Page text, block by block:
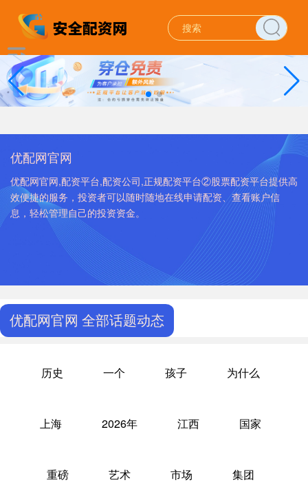
优配网官网
优配网官网,配资平台,配资公司,正规配资平台②股票配资平台提供高
效便捷的服务，投资者可以随时随地在线申请配资、查看账户信
息，轻松管理自己的投资资金。
优配网官网 全部话题动态
历史 一个 孩子 为什么
上海 2026年 江西 国家
重磅 艺术 市场 集团